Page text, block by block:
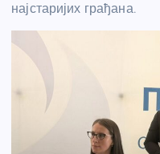
најстаријих грађана.